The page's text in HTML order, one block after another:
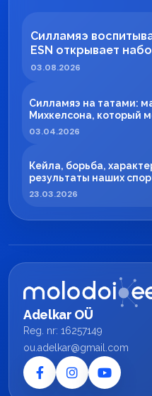
Силламяэ
ESN открывает
03.08.2026
Силламяэ на татами:
Михкелсона, который
регионе
03.04.2026
Кейла, борьба,
результаты наших
23.03.2026
Adelkar OÜ
Reg. nr: 16257149
ou.adelkar@gmail.com